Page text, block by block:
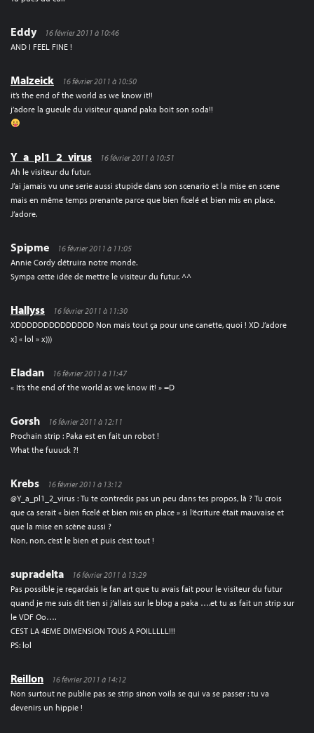
Eddy
16 février 2011 à 10:46
AND I FEEL FINE !
Malzeick
16 février 2011 à 10:50
it’s the end of the world as we know it!!
j’adore la gueule du visiteur quand paka boit son soda!!
Y_a_pl1_2_virus
16 février 2011 à 10:51
Ah le visiteur du futur.
J’ai jamais vu une serie aussi stupide dans son scenario et la mise en scene
mais en même temps prenante parce que bien ficelé et bien mis en place.
J’adore.
Spipme
16 février 2011 à 11:05
Annie Cordy détruira notre monde.
Sympa cette idée de mettre le visiteur du futur. ^^
Hallyss
16 février 2011 à 11:30
XDDDDDDDDDDDDDD Non mais tout ça pour une canette, quoi ! XD J’adore
x] « lol » x)))
Eladan
16 février 2011 à 11:47
« It’s the end of the world as we know it! » =D
Gorsh
16 février 2011 à 12:11
Prochain strip : Paka est en fait un robot !
What the fuuuck ?!
Krebs
16 février 2011 à 13:12
@Y_a_pl1_2_virus : Tu te contredis pas un peu dans tes propos, là ? Tu crois
que ca serait « bien ficelé et bien mis en place » si l’écriture était mauvaise et
que la mise en scène aussi ?
Non, non, c’est le bien et puis c’est tout !
supradelta
16 février 2011 à 13:29
Pas possible je regardais le fan art que tu avais fait pour le visiteur du futur
quand je me suis dit tien si j’allais sur le blog a paka ….et tu as fait un strip sur
le VDF Oo….
CEST LA 4EME DIMENSION TOUS A POILLLLL!!!
PS: lol
Reillon
16 février 2011 à 14:12
Non surtout ne publie pas se strip sinon voila se qui va se passer : tu va
devenirs un hippie !